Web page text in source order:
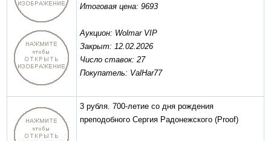
Итоговая цена: 9693
Аукцион: Wolmar VIP
Закрыт: 12.02.2026
Число ставок: 27
Покупатель: ValHar77
3 рубля. 700-летие со дня рождения
преподобного Сергия Радонежского (Proof)